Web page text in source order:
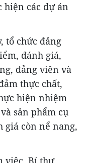
hiện các dự án
tổ chức đảng
đánh giá,
đảng viên và
thực chất,
hiện nhiệm
sản phẩm cụ
giá còn nể nang,